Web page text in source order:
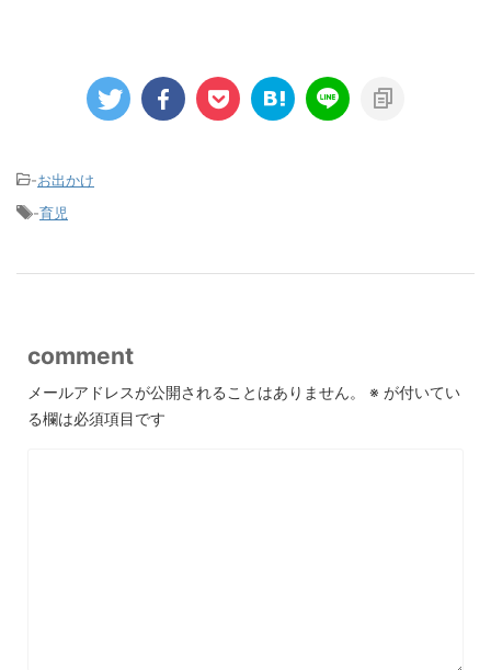
-お出かけ
-育児
comment
メールアドレスが公開されることはありません。 ※ が付いてい
る欄は必須項目です